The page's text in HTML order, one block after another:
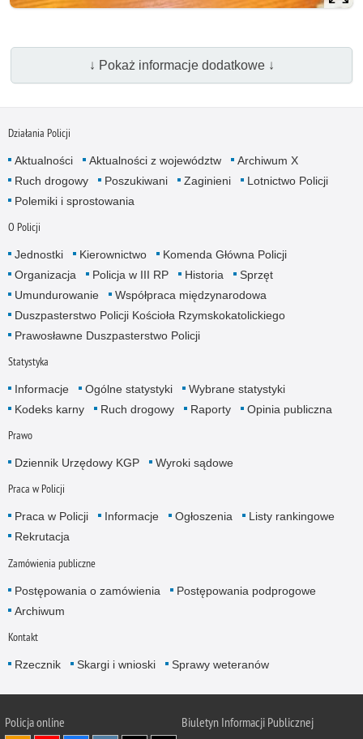
↓ Pokaż informacje dodatkowe ↓
Działania Policji
Aktualności Aktualności z województw
Archiwum X
Ruch drogowy
Poszukiwani Zaginieni
Lotnictwo Policji
Polemiki i sprostowania
O Policji
Jednostki Kierownictwo
Komenda Główna Policji
Organizacja
Policja w III RP Historia
Sprzęt
Umundurowanie
Współpraca międzynarodowa
Duszpasterstwo Policji Kościoła Rzymskokatolickiego
Prawosławne Duszpasterstwo Policji
Statystyka
Informacje Ogólne statystyki
Wybrane statystyki
Kodeks karny
Ruch drogowy Raporty Opinia publiczna
Prawo
Dziennik Urzędowy KGP Wyroki sądowe
Praca w Policji
Praca w Policji Informacje Ogłoszenia
Listy rankingowe
Rekrutacja
Zamówienia publiczne
Postępowania o zamówienia
Postępowania podprogowe
Archiwum
Kontakt
Rzecznik Skargi i wnioski Sprawy weteranów
Policjaonline Biuletyn Informacji Publicznej